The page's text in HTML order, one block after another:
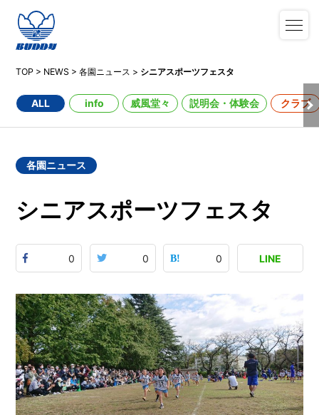
TOP > NEWS >各園ニュース > シニアスポーツフェスタ
ALL info 威風堂々 説明会・体験会 クラブ
各園ニュース
シニアスポーツフェスタ
0 0 0 LINE